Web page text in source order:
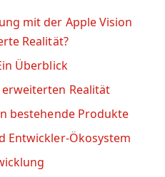
mit der Apple Vision
Realität?
Überblick
erweiterten Realität
bestehende Produkte
Entwickler-Ökosystem